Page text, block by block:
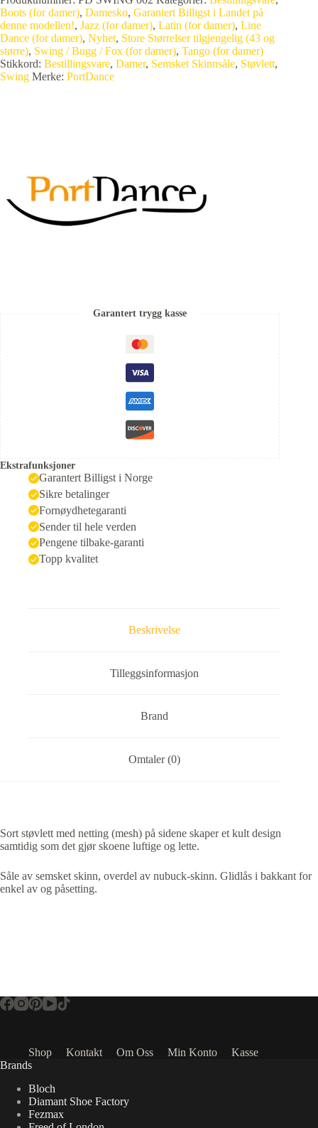
Boots (for damer), Damesko, Garantert Billigst i Landet på
denne modellen!, Jazz (for damer), Latin (for damer), Line
Dance (for damer), Nyhet, Store Størrelser tilgjengelig (43 og
større), Swing / Bugg / Fox (for damer), Tango (for damer)
Stikkord: Bestillingsvare, Damer, Semsket Skinnsåle, Støvlett,
Swing Merke: PortDance
Garantert trygg kasse
Ekstrafunksjoner
Garantert Billigst i Norge
Sikre betalinger
Fornøydhetegaranti
Sender til hele verden
Pengene tilbake-garanti
Topp kvalitet
Beskrivelse
Tilleggsinformasjon
Brand
Omtaler (0)
Sort støvlett med netting (mesh) på sidene skaper et kult design
samtidig som det gjør skoene luftige og lette.
Såle av semsket skinn, overdel av nubuck-skinn. Glidlås i bakkant for
enkel av og påsetting.
Shop Kontakt Om Oss Min Konto
Kasse
Brands
Bloch
Diamant Shoe Factory
Fezmax